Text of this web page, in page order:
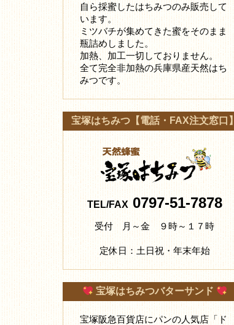
自ら採蜜したはちみつのみ販売して
います。
ミツバチが集めてきた蜜をそのまま
瓶詰めしました。
加熱、加工一切しておりません。
全て完全非加熱の兵庫県産天然はち
みつです。
宝塚はちみつ【電話・FAX注文窓口】
TEL/FAX0797-51-7878
受付 月～金 ９時～１７時
定休日：土日祝・年末年始
宝塚はちみつバターサンド
宝塚阪急百貨店にパンの人気店「ド